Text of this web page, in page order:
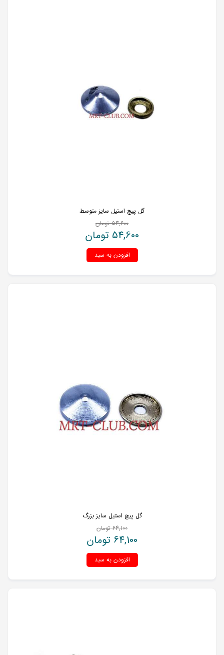
گل پیچ استیل سایز متوسط
54,600 تومان
54,600 تومان
افزودن به سبد
گل پیچ استیل سایز بزرگ
64,100 تومان
64,100 تومان
افزودن به سبد